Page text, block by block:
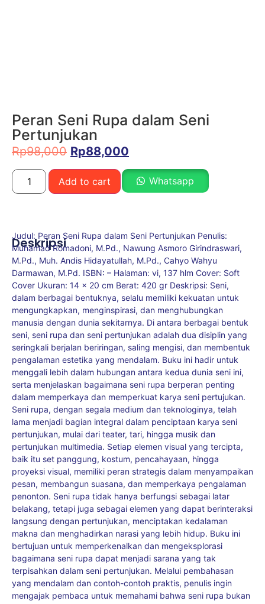
Peran Seni Rupa dalam Seni
Pertunjukan
Rp98,000 Rp88,000
Add to cart Whatsapp
Deskripsi
Judul: Peran Seni Rupa dalam Seni Pertunjukan Penulis:
Muhamad Romadoni, M.Pd., Nawung Asmoro Girindraswari,
M.Pd., Muh. Andis Hidayatullah, M.Pd., Cahyo Wahyu
Darmawan, M.Pd. ISBN: – Halaman: vi, 137 hlm Cover: Soft
Cover Ukuran: 14 x 20 cm Berat: 420 gr Deskripsi: Seni,
dalam berbagai bentuknya, selalu memiliki kekuatan untuk
mengungkapkan, menginspirasi, dan menghubungkan
manusia dengan dunia sekitarnya. Di antara berbagai bentuk
seni, seni rupa dan seni pertunjukan adalah dua disiplin yang
seringkali berjalan beriringan, saling mengisi, dan membentuk
pengalaman estetika yang mendalam. Buku ini hadir untuk
menggali lebih dalam hubungan antara kedua dunia seni ini,
serta menjelaskan bagaimana seni rupa berperan penting
dalam memperkaya dan memperkuat karya seni pertujukan.
Seni rupa, dengan segala medium dan teknologinya, telah
lama menjadi bagian integral dalam penciptaan karya seni
pertunjukan, mulai dari teater, tari, hingga musik dan
pertunjukan multimedia. Setiap elemen visual yang tercipta,
baik itu set panggung, kostum, pencahayaan, hingga
proyeksi visual, memiliki peran strategis dalam menyampaikan
pesan, membangun suasana, dan memperkaya pengalaman
penonton. Seni rupa tidak hanya berfungsi sebagai latar
belakang, tetapi juga sebagai elemen yang dapat berinteraksi
langsung dengan pertunjukan, menciptakan kedalaman
makna dan menghadirkan narasi yang lebih hidup. Buku ini
bertujuan untuk memperkenalkan dan mengeksplorasi
bagaimana seni rupa dapat menjadi sarana yang tak
terpisahkan dalam seni pertunjukan. Melalui pembahasan
yang mendalam dan contoh-contoh praktis, penulis ingin
mengajak pembaca untuk memahami bahwa seni rupa bukan